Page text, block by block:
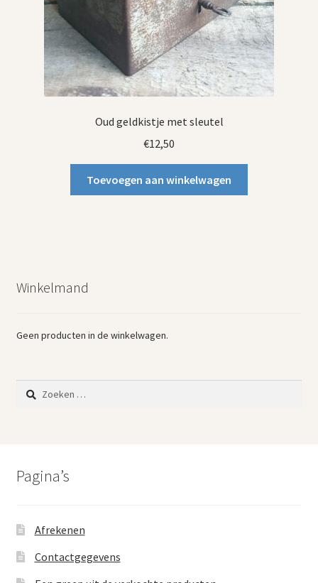
Oud geldkistje met sleutel
€12,50
Toevoegen aan winkelwagen
Winkelmand
Geen producten in de winkelwagen.
Zoeken
naar:
Pagina’s
Afrekenen
Contactgegevens